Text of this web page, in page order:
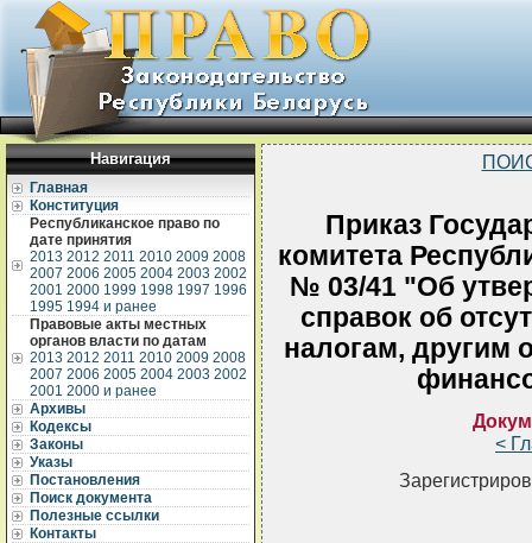
Навигация
Главная
Конституция
Республиканское право по
дате принятия
2013 2012 2011 2010 2009 2008
2007 2006 2005 2004 2003 2002
2001 2000 1999 1998 1997 1996
1995 1994 и ранее
Правовые акты местных
органов власти по датам
2013 2012 2011 2010 2009 2008
2007 2006 2005 2004 2003 2002
2001 2000 и ранее
Архивы
Кодексы
Законы
Указы
Постановления
Поиск документа
Полезные ссылки
Контакты
Приказ
комитета
№ 03/41 "Об
справок об
налогам, другим
<